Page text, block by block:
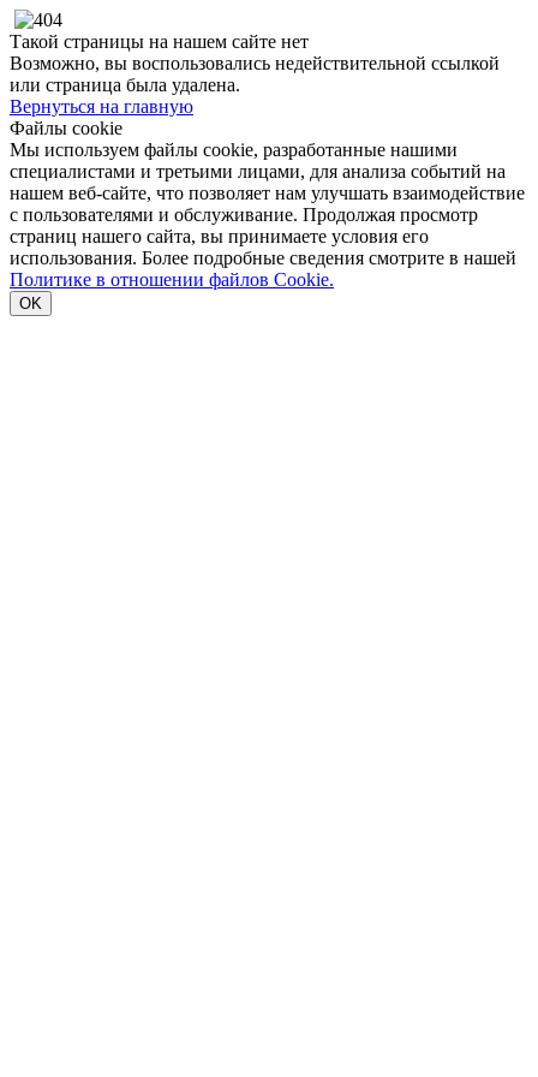
Такой страницы на нашем сайте нет
Возможно, вы воспользовались недействительной ссылкой
или страница была удалена.
Вернуться на главную
Файлы cookie
Мы используем файлы cookie, разработанные нашими
специалистами и третьими лицами, для анализа событий на
нашем веб-сайте, что позволяет нам улучшать взаимодействие
с пользователями и обслуживание. Продолжая просмотр
страниц нашего сайта, вы принимаете условия его
использования. Более подробные сведения смотрите в нашей
Политике в отношении файлов Cookie.
OK